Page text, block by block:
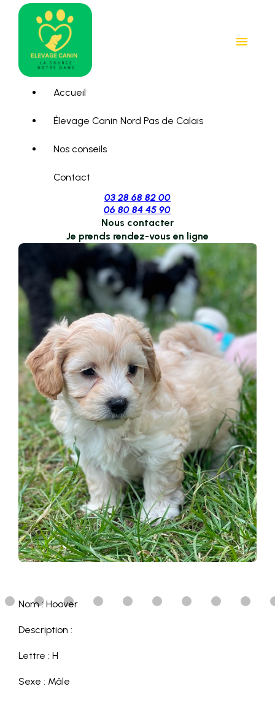
menu
Accueil
Élevage Canin Nord Pas de Calais
Nos conseils
Contact
03 28 68 82 00
06 80 84 45 90
Nous contacter
Je prends rendez-vous en ligne
Nom : Hoover
Description :
Lettre : H
Sexe : Mâle
Panneau de gestion des cookies